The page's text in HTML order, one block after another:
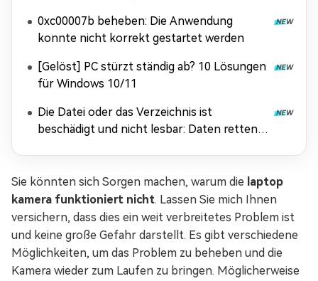
0xc00007b beheben: Die Anwendung
konnte nicht korrekt gestartet werden
[Gelöst] PC stürzt ständig ab? 10 Lösungen
für Windows 10/11
Die Datei oder das Verzeichnis ist
beschädigt und nicht lesbar: Daten retten &
Sie könnten sich Sorgen machen, warum die laptop
kamera funktioniert nicht. Lassen Sie mich Ihnen
versichern, dass dies ein weit verbreitetes Problem ist
und keine große Gefahr darstellt. Es gibt verschiedene
Möglichkeiten, um das Problem zu beheben und die
Kamera wieder zum Laufen zu bringen. Möglicherweise